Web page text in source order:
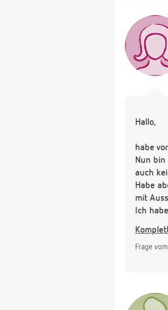
Hallo,
habe
Nun bin
auch
Habe
mit
Ich
Besteht
Frage